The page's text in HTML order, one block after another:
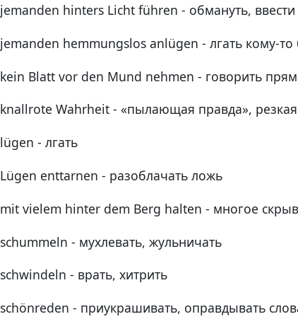
jemanden hinters Licht führen - обмануть,
jemanden hemmungslos anlügen - лгать кому-то
kein Blatt vor den Mund nehmen - говорить
knallrote Wahrheit - «пылающая правда», резкая
lügen - лгать
Lügen enttarnen - разоблачать ложь
mit vielem hinter dem Berg halten - многое
schummeln - мухлевать, жульничать
schwindeln - врать, хитрить
schönreden - приукрашивать, оправдывать